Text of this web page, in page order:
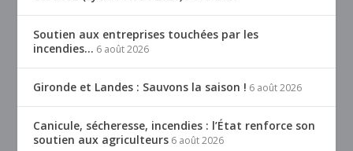
Soutien aux entreprises touchées par les
incendies… 6 août 2026
Gironde et Landes : Sauvons la saison ! 6 août 2026
Canicule, sécheresse, incendies : l’État renforce son
soutien aux agriculteurs 6 août 2026